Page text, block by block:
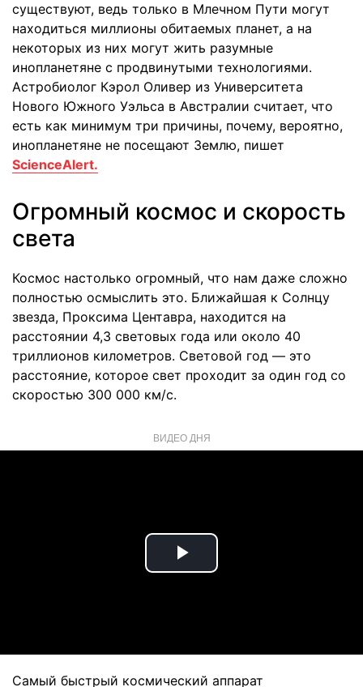
существуют, ведь только в Млечном Пути могут
находиться миллионы обитаемых планет, а на
некоторых из них могут жить разумные
инопланетяне с продвинутыми технологиями.
Астробиолог Кэрол Оливер из Университета
Нового Южного Уэльса в Австралии считает, что
есть как минимум три причины, почему, вероятно,
инопланетяне не посещают Землю, пишет
ScienceAlert.
Огромный космос и скорость
света
Космос настолько огромный, что нам даже сложно
полностью осмыслить это. Ближайшая к Солнцу
звезда, Проксима Центавра, находится на
расстоянии 4,3 световых года или около 40
триллионов километров. Световой год — это
расстояние, которое свет проходит за один год со
скоростью 300 000 км/с.
ВИДЕО ДНЯ
Play
Самый быстрый космический аппарат